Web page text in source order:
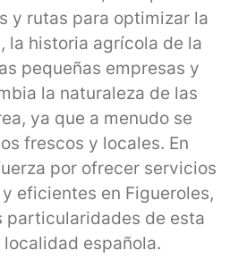
y rutas para optimizar la
la historia agrícola de la
pequeñas empresas y
la naturaleza de las
ya que a menudo se
frescos y locales. En
por ofrecer servicios
eficientes en Figueroles,
particularidades de esta
española.